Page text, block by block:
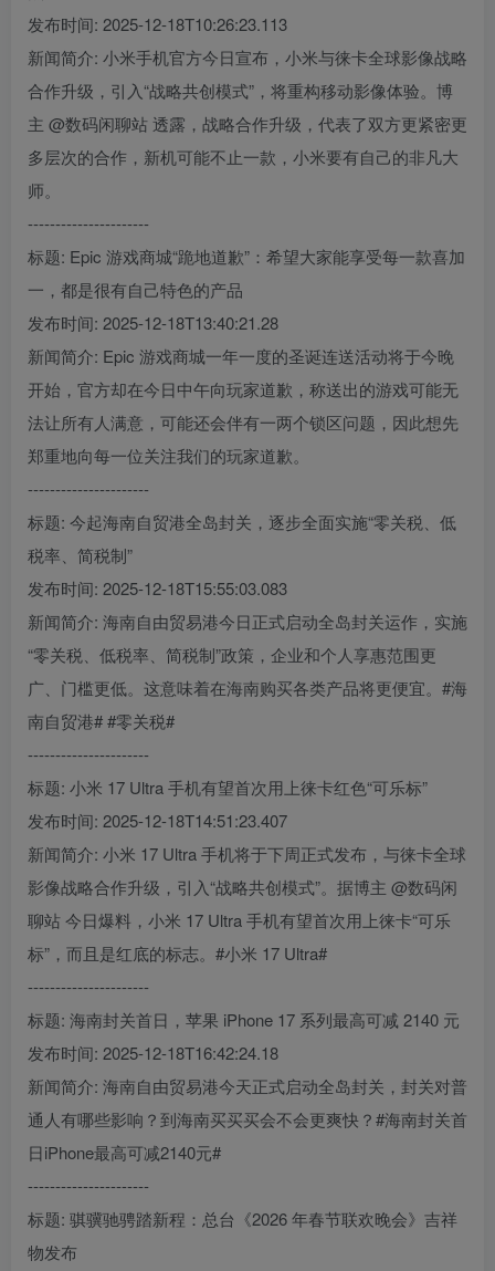
发布时间: 2025-12-18T10:26:23.113
新闻简介: 小米手机官方今日宣布，小米与徕卡全球影像战略
合作升级，引入“战略共创模式”，将重构移动影像体验。博
主 @数码闲聊站 透露，战略合作升级，代表了双方更紧密更
多层次的合作，新机可能不止一款，小米要有自己的非凡大
师。
----------------------
标题: Epic 游戏商城“跪地道歉”：希望大家能享受每一款喜加
一，都是很有自己特色的产品
发布时间: 2025-12-18T13:40:21.28
新闻简介: Epic 游戏商城一年一度的圣诞连送活动将于今晚
开始，官方却在今日中午向玩家道歉，称送出的游戏可能无
法让所有人满意，可能还会伴有一两个锁区问题，因此想先
郑重地向每一位关注我们的玩家道歉。
----------------------
标题: 今起海南自贸港全岛封关，逐步全面实施“零关税、低
税率、简税制”
发布时间: 2025-12-18T15:55:03.083
新闻简介: 海南自由贸易港今日正式启动全岛封关运作，实施
“零关税、低税率、简税制”政策，企业和个人享惠范围更
广、门槛更低。这意味着在海南购买各类产品将更便宜。#海
南自贸港# #零关税#
----------------------
标题: 小米 17 Ultra 手机有望首次用上徕卡红色“可乐标”
发布时间: 2025-12-18T14:51:23.407
新闻简介: 小米 17 Ultra 手机将于下周正式发布，与徕卡全球
影像战略合作升级，引入“战略共创模式”。据博主 @数码闲
聊站 今日爆料，小米 17 Ultra 手机有望首次用上徕卡“可乐
标”，而且是红底的标志。#小米 17 Ultra#
----------------------
标题: 海南封关首日，苹果 iPhone 17 系列最高可减 2140 元
发布时间: 2025-12-18T16:42:24.18
新闻简介: 海南自由贸易港今天正式启动全岛封关，封关对普
通人有哪些影响？到海南买买买会不会更爽快？#海南封关首
日iPhone最高可减2140元#
----------------------
标题: 骐骥驰骋踏新程：总台《2026 年春节联欢晚会》吉祥
物发布